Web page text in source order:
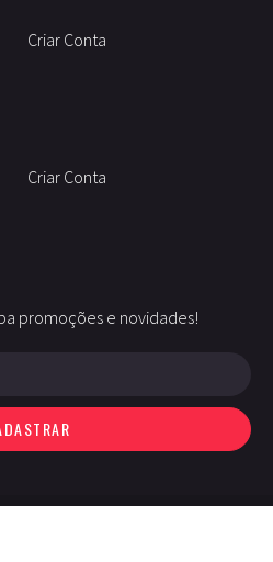
Criar Conta
Criar Conta
promoções e novidades!